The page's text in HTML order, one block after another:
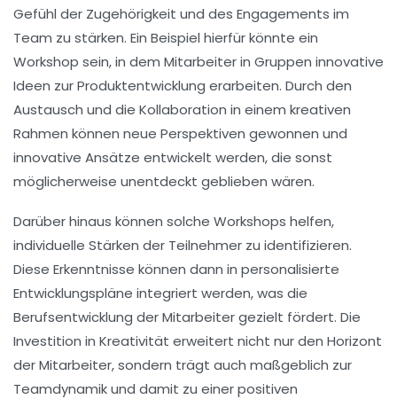
Gefühl der Zugehörigkeit und des Engagements im
Team zu stärken. Ein Beispiel hierfür könnte ein
Workshop sein, in dem Mitarbeiter in Gruppen innovative
Ideen zur Produktentwicklung erarbeiten. Durch den
Austausch und die Kollaboration in einem kreativen
Rahmen können neue Perspektiven gewonnen und
innovative Ansätze entwickelt werden, die sonst
möglicherweise unentdeckt geblieben wären.
Darüber hinaus können solche Workshops helfen,
individuelle Stärken der Teilnehmer zu identifizieren.
Diese Erkenntnisse können dann in personalisierte
Entwicklungspläne integriert werden, was die
Berufsentwicklung der Mitarbeiter gezielt fördert. Die
Investition in Kreativität erweitert nicht nur den Horizont
der Mitarbeiter, sondern trägt auch maßgeblich zur
Teamdynamikund damit zu einer positiven